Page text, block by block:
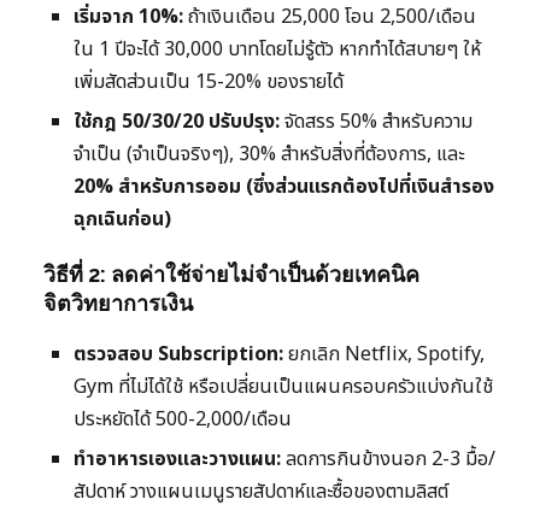
เริ่มจาก 10%:ถ้าเงินเดือน 25,000 โอน 2,500/เดือน
ใน 1 ปีจะได้ 30,000 บาทโดยไม่รู้ตัว หากทำได้สบายๆ ให้
เพิ่มสัดส่วนเป็น 15-20% ของรายได้
ใช้กฎ 50/30/20 ปรับปรุง:จัดสรร 50% สำหรับความ
จำเป็น (จำเป็นจริงๆ), 30% สำหรับสิ่งที่ต้องการ, และ
20% สำหรับการออม (ซึ่งส่วนแรกต้องไปที่เงินสำรอง
ฉุกเฉินก่อน)
วิธีที่ 2: ลดค่าใช้จ่ายไม่จำเป็นด้วยเทคนิค
จิตวิทยาการเงิน
ตรวจสอบ Subscription:ยกเลิก Netflix, Spotify,
Gym ที่ไม่ได้ใช้ หรือเปลี่ยนเป็นแผนครอบครัวแบ่งกันใช้
ประหยัดได้ 500-2,000/เดือน
ทำอาหารเองและวางแผน:ลดการกินข้างนอก 2-3 มื้อ/
สัปดาห์ วางแผนเมนูรายสัปดาห์และซื้อของตามลิสต์